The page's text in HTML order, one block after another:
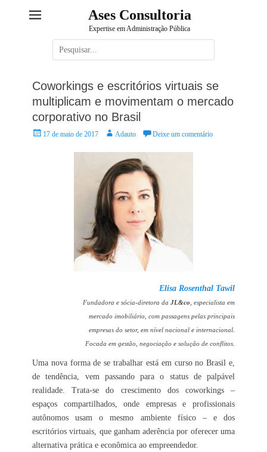
Ases Consultoria
Expertise em Administração Pública
Pesquisar
por:
Coworkings e escritórios virtuais se
multiplicam e movimentam o mercado
corporativo no Brasil
Posted17 de maio de 2017 Autor:Adauto Deixe um comentário
Elisa Rosenthal Tawil
Fundadora e sócia-diretora da JL&co , especialista em
mercado imobiliário, com passagens pelas principais
empresas do setor, em nível nacional e internacional.
Focada em gestão, negociação e solução de conflitos.
Uma nova forma de se trabalhar está em curso no Brasil e,
de tendência, vem passando para o status de palpável
realidade. Trata-se do crescimento dos coworkings –
espaços compartilhados, onde empresas e profissionais
autônomos usam o mesmo ambiente físico – e dos
escritórios virtuais, que ganham aderência por oferecer uma
alternativa prática e econômica ao empreendedor.